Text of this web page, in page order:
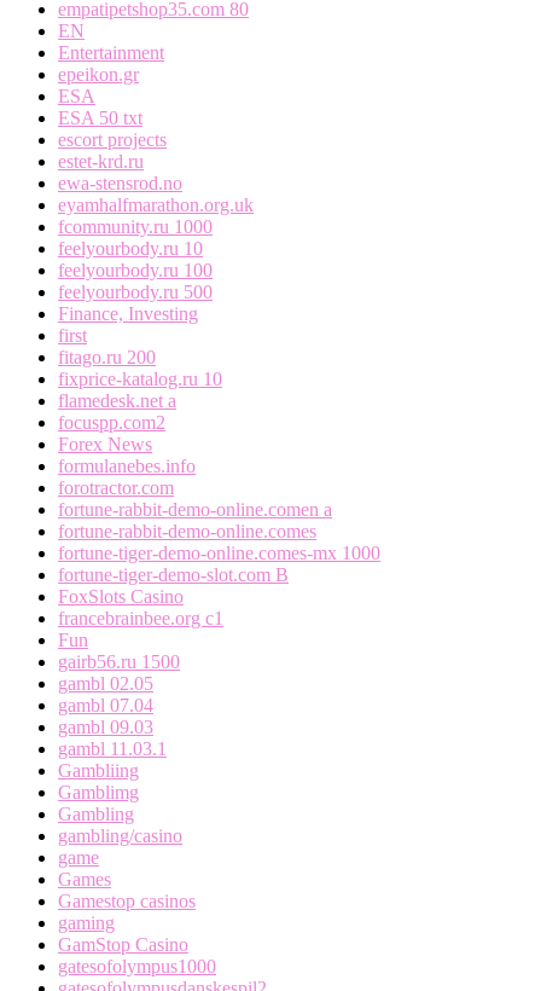
empatipetshop35.com 80
EN
Entertainment
epeikon.gr
ESA
ESA 50 txt
escort projects
estet-krd.ru
ewa-stensrod.no
eyamhalfmarathon.org.uk
fcommunity.ru 1000
feelyourbody.ru 10
feelyourbody.ru 100
feelyourbody.ru 500
Finance, Investing
first
fitago.ru 200
fixprice-katalog.ru 10
flamedesk.net a
focuspp.com2
Forex News
formulanebes.info
forotractor.com
fortune-rabbit-demo-online.comen a
fortune-rabbit-demo-online.comes
fortune-tiger-demo-online.comes-mx 1000
fortune-tiger-demo-slot.com B
FoxSlots Casino
francebrainbee.org c1
Fun
gairb56.ru 1500
gambl 02.05
gambl 07.04
gambl 09.03
gambl 11.03.1
Gambliing
Gamblimg
Gambling
gambling/casino
game
Games
Gamestop casinos
gaming
GamStop Casino
gatesofolympus1000